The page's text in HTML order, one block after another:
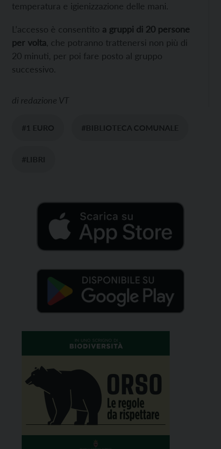
temperatura e igienizzazione delle mani.
L’accesso è consentito a gruppi di 20 persone
per volta , che potranno trattenersi non più di
20 minuti, per poi fare posto al gruppo
successivo.
di redazione VT
#1 EURO #BIBLIOTECA COMUNALE
#LIBRI